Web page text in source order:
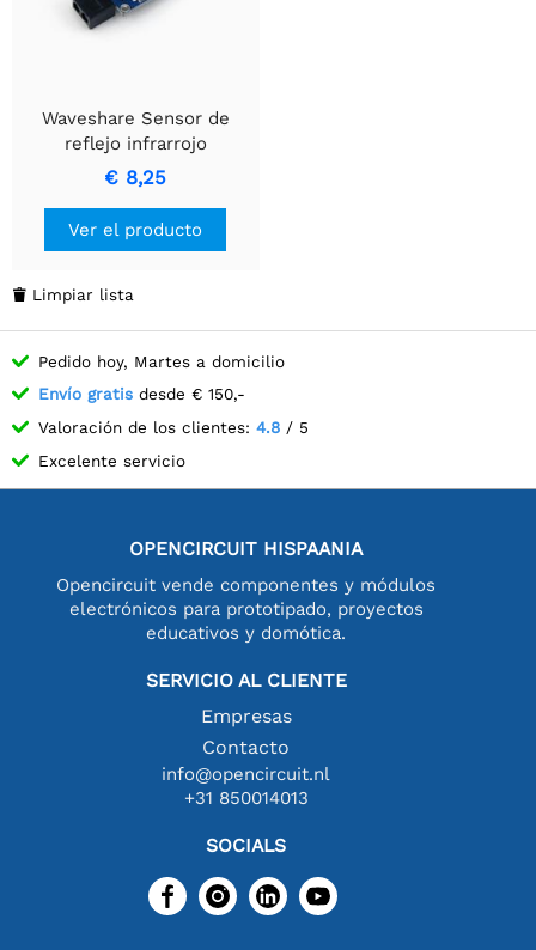
Waveshare Sensor de
reflejo infrarrojo
€ 8,25
Ver el producto
 Limpiar lista
Pedido hoy, Martes a domicilio
Envío gratis desde € 150,-
Valoración de los clientes: 4.8 / 5
Excelente servicio
OPENCIRCUIT HISPAANIA
Opencircuit vende componentes y módulos
electrónicos para prototipado, proyectos
educativos y domótica.
SERVICIO AL CLIENTE
Empresas
Contacto
info@opencircuit.nl
+31 850014013
SOCIALS